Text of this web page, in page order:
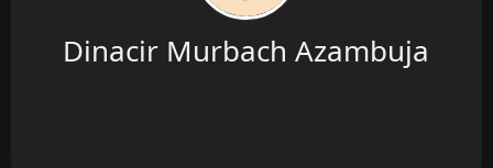
Dinacir Murbach Azambuja